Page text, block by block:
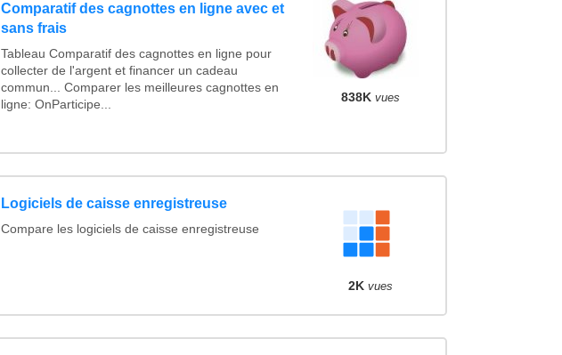
Comparatif des cagnottes en ligne avec et
sans frais
Tableau Comparatif des cagnottes en ligne pour
collecter de l'argent et financer un cadeau
commun... Comparer les meilleures cagnottes en
ligne: OnParticipe...
838K vues
Logiciels de caisse enregistreuse
Compare les logiciels de caisse enregistreuse
2K vues